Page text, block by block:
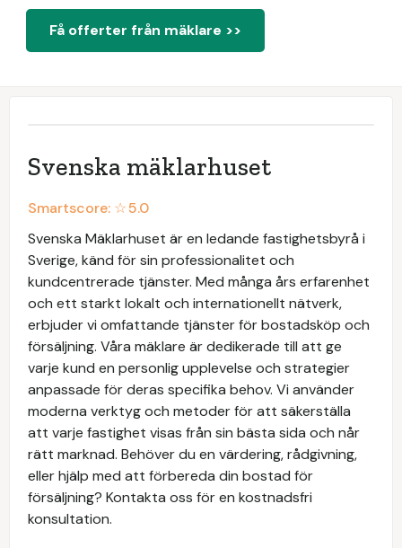
Få offerter från mäklare >>
Svenska mäklarhuset
Smartscore: ☆5.0
Svenska Mäklarhuset är en ledande fastighetsbyrå i
Sverige, känd för sin professionalitet och
kundcentrerade tjänster. Med många års erfarenhet
och ett starkt lokalt och internationellt nätverk,
erbjuder vi omfattande tjänster för bostadsköp och
försäljning. Våra mäklare är dedikerade till att ge
varje kund en personlig upplevelse och strategier
anpassade för deras specifika behov. Vi använder
moderna verktyg och metoder för att säkerställa
att varje fastighet visas från sin bästa sida och når
rätt marknad. Behöver du en värdering, rådgivning,
eller hjälp med att förbereda din bostad för
försäljning? Kontakta oss för en kostnadsfri
konsultation.